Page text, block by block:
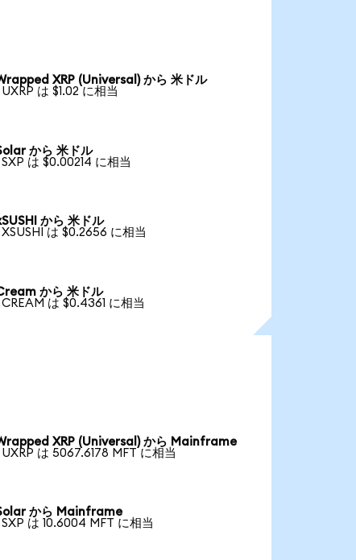
XRP (Universal) から 米ドル
UXRP は $1.02 に相当
から 米ドル
SXP は $0.00214 に相当
から 米ドル
XSUSHI は $0.2656 に相当
から 米ドル
CREAM は $0.4361 に相当
XRP (Universal) から Mainframe
UXRP は 5067.6178 MFT に相当
から Mainframe
SXP は 10.6004 MFT に相当